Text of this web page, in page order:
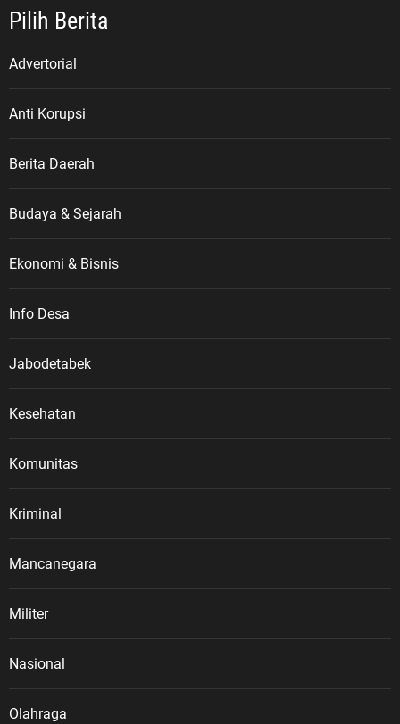
Pilih Berita
Advertorial
Anti Korupsi
Berita Daerah
Budaya & Sejarah
Ekonomi & Bisnis
Info Desa
Jabodetabek
Kesehatan
Komunitas
Kriminal
Mancanegara
Militer
Nasional
Olahraga